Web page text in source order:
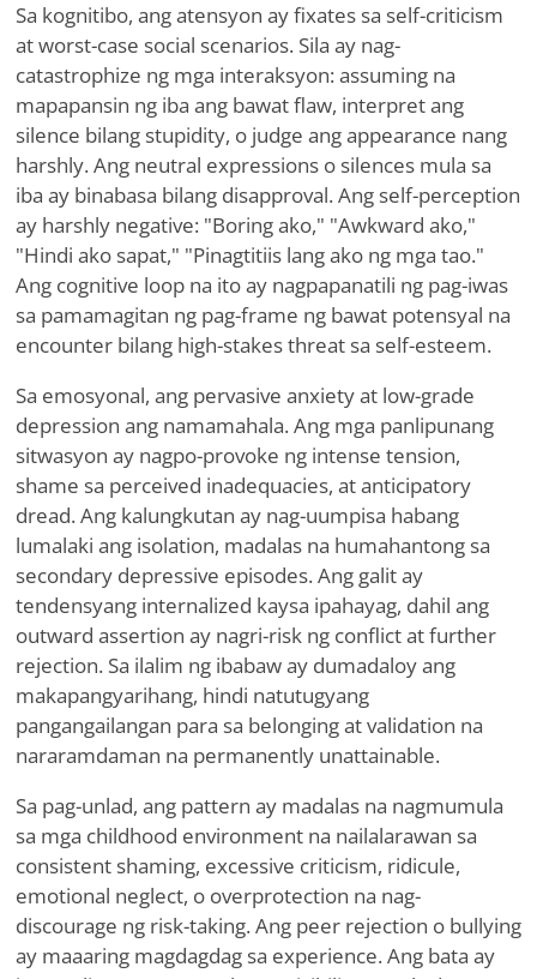
Sa kognitibo, ang atensyon ay fixates sa self-criticism
at worst-case social scenarios. Sila ay nag-
catastrophize ng mga interaksyon: assuming na
mapapansin ng iba ang bawat flaw, interpret ang
silence bilang stupidity, o judge ang appearance nang
harshly. Ang neutral expressions o silences mula sa
iba ay binabasa bilang disapproval. Ang self-perception
ay harshly negative: "Boring ako," "Awkward ako,"
"Hindi ako sapat," "Pinagtitiis lang ako ng mga tao."
Ang cognitive loop na ito ay nagpapanatili ng pag-iwas
sa pamamagitan ng pag-frame ng bawat potensyal na
encounter bilang high-stakes threat sa self-esteem.
Sa emosyonal, ang pervasive anxiety at low-grade
depression ang namamahala. Ang mga panlipunang
sitwasyon ay nagpo-provoke ng intense tension,
shame sa perceived inadequacies, at anticipatory
dread. Ang kalungkutan ay nag-uumpisa habang
lumalaki ang isolation, madalas na humahantong sa
secondary depressive episodes. Ang galit ay
tendensyang internalized kaysa ipahayag, dahil ang
outward assertion ay nagri-risk ng conflict at further
rejection. Sa ilalim ng ibabaw ay dumadaloy ang
makapangyarihang, hindi natutugyang
pangangailangan para sa belonging at validation na
nararamdaman na permanently unattainable.
Sa pag-unlad, ang pattern ay madalas na nagmumula
sa mga childhood environment na nailalarawan sa
consistent shaming, excessive criticism, ridicule,
emotional neglect, o overprotection na nag-
discourage ng risk-taking. Ang peer rejection o bullying
ay maaaring magdagdag sa experience. Ang bata ay